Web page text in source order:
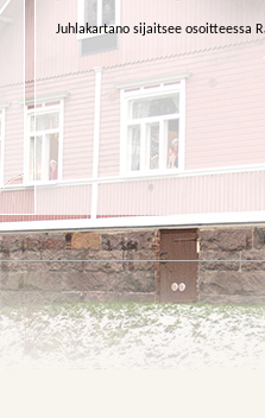
Juhlakartano sijaitsee osoitteessa